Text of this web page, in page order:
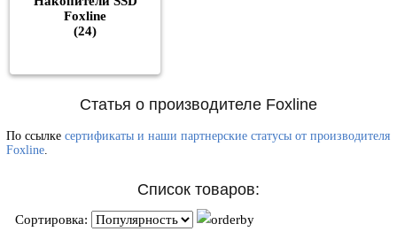
Foxline
(24)
Статья о производителе Foxline
По ссылкесертификаты и наши партнерские статусы от производителя
Foxline.
Список товаров:
Сортировка: